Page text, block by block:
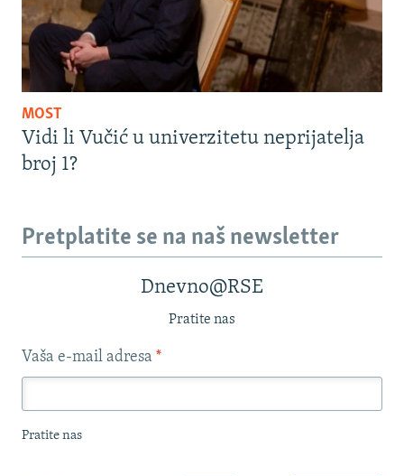
MOST
Vidi li Vučić u univerzitetu neprijatelja
broj 1?
Pretplatite se na naš newsletter
Dnevno@RSE
Pratite nas
Vaša e-mail adresa *
Pratite nas